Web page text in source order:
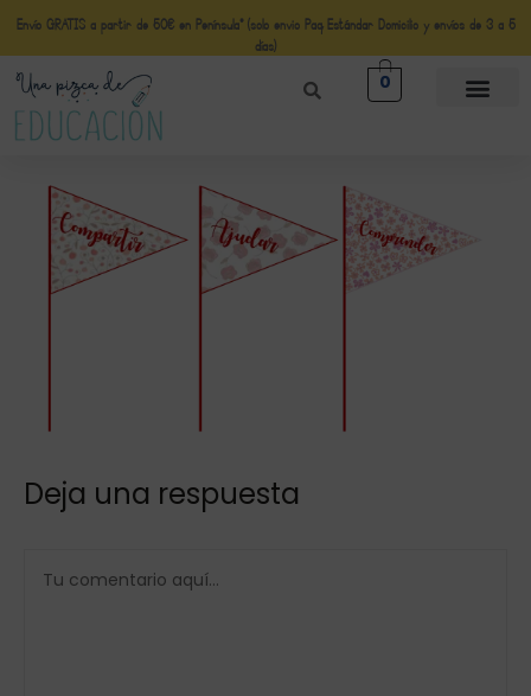
Envío GRATIS a partir de 50€ en Península* (solo envio Paq Estándar Domicilio y envíos de 3 a 5
días)
0
Deja una respuesta